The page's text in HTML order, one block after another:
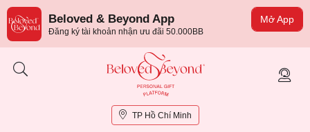
Mở App
Beloved & Beyond App
Đăng ký tài khoản nhận ưu đãi 50.000BB
TP Hồ Chí Minh